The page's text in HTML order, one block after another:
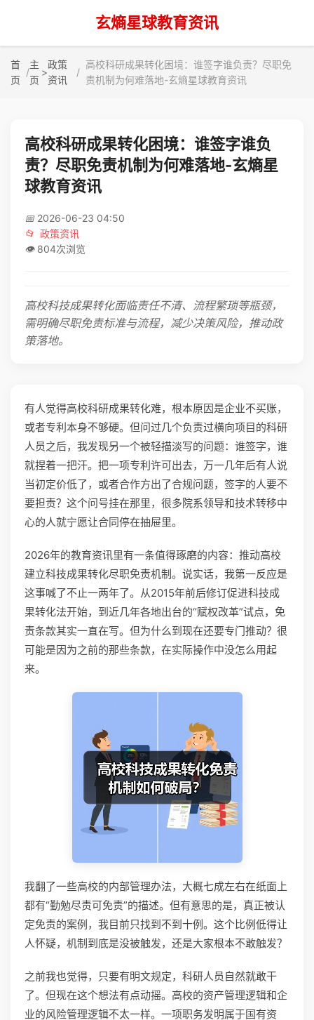
玄熵星球教育资讯
首
页
主
页
>
政策
资讯
高校科研成果转化困境：谁签字谁负责？尽职免
责机制为何难落地-玄熵星球教育资讯
高校科研成果转化困境：谁签字谁负
责？尽职免责机制为何难落地-玄熵星
球教育资讯
📅 2026-06-23 04:50
📂 政策资讯
👁️ 804次浏览
高校科技成果转化面临责任不清、流程繁琐等瓶颈，
需明确尽职免责标准与流程，减少决策风险，推动政
策落地。
有人觉得高校科研成果转化难，根本原因是企业不买账，
或者专利本身不够硬。但问过几个负责过横向项目的科研
人员之后，我发现另一个被轻描淡写的问题：谁签字，谁
就捏着一把汗。把一项专利许可出去，万一几年后有人说
当初定价低了，或者合作方出了合规问题，签字的人要不
要担责？这个问号挂在那里，很多院系领导和技术转移中
心的人就宁愿让合同停在抽屉里。
2026年的教育资讯里有一条值得琢磨的内容：推动高校
建立科技成果转化尽职免责机制。说实话，我第一反应是
这事喊了不止一两年了。从2015年前后修订促进科技成
果转化法开始，到近几年各地出台的“赋权改革”试点，免
责条款其实一直在写。但为什么到现在还要专门推动？很
可能是因为之前的那些条款，在实际操作中没怎么用起
来。
我翻了一些高校的内部管理办法，大概七成左右在纸面上
都有“勤勉尽责可免责”的描述。但有意思的是，真正被认
定免责的案例，我目前只找到不到十例。这个比例低得让
人怀疑，机制到底是没被触发，还是大家根本不敢触发？
之前我也觉得，只要有明文规定，科研人员自然就敢干
了。但现在这个想法有点动摇。高校的资产管理逻辑和企
业的风险管理逻辑不太一样。一项职务发明属于国有资